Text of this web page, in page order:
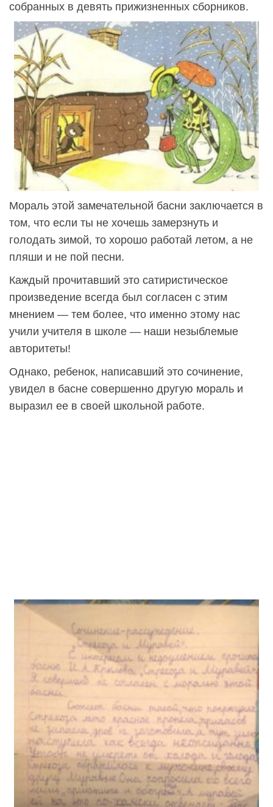
собранных в девять прижизненных сборников.
Мораль этой замечательной басни заключается в
том, что если ты не хочешь замерзнуть и
голодать зимой, то хорошо работай летом, а не
пляши и не пой песни.
Каждый прочитавший это сатиристическое
произведение всегда был согласен с этим
мнением — тем более, что именно этому нас
учили учителя в школе — наши незыблемые
авторитеты!
Однако, ребенок, написавший это сочинение,
увидел в басне совершенно другую мораль и
выразил ее в своей школьной работе.